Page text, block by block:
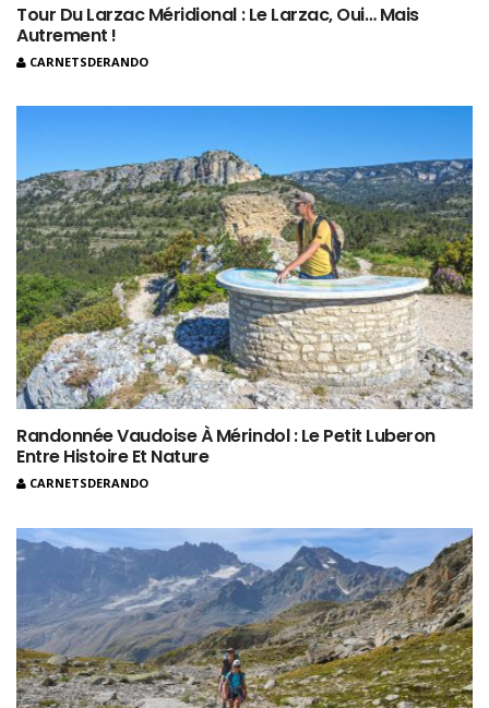
Tour Du Larzac Méridional : Le Larzac, Oui… Mais
Autrement !
CARNETSDERANDO
Randonnée Vaudoise À Mérindol : Le Petit Luberon
Entre Histoire Et Nature
CARNETSDERANDO